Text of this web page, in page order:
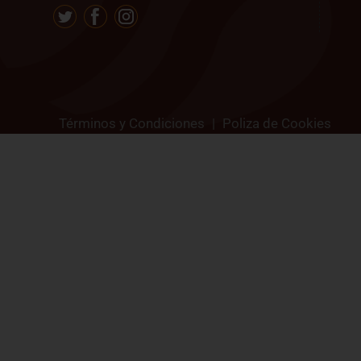
Términos y Condiciones Poliza de Cookies